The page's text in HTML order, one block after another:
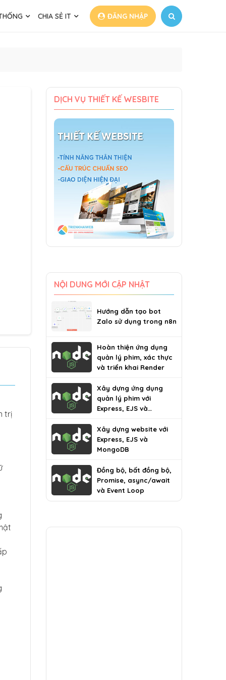
CHIA SẺ IT ĐĂNG NHẬP
trị
DỊCH VỤ THIẾT KẾ WESBITE
NỘI DUNG MỚI CẬP NHẬT
Hướng dẫn tạo bot
Zalo sử dụng trong n8n
Hoàn thiện ứng dụng
quản lý phim, xác thực
và triển khai Render
Xây dựng ứng dụng
quản lý phim với
Express, EJS và
Xây dựng website với
Express, EJS và
MongoDB
Đồng bộ, bất đồng bộ,
Promise, async/await
và Event Loop